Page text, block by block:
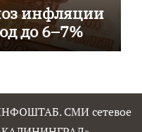
инфляции
до 6–7%
СМИ сетевое